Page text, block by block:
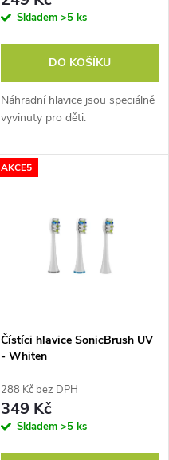
Skladem >5 ks
DO KOŠÍKU
Náhradní hlavice jsou speciálně
vyvinuty pro děti.
AKCE5
Čístíci hlavice SonicBrush UV
- Whiten
288 Kč bez DPH
349 Kč
Skladem >5 ks